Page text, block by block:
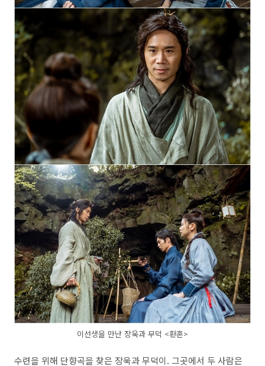
이선생을 만난 장욱과 무덕 <환혼>
수련을 위해 단향곡을 찾은 장욱과 무덕이. 그곳에서 두 사람은